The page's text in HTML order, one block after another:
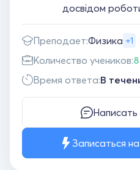
досвідом
Преподает:Физика +1
Количество учеников:8
Время ответа:В
Записаться